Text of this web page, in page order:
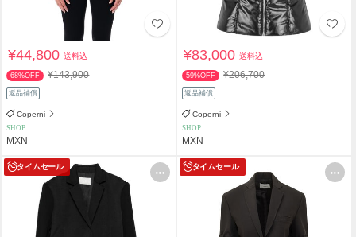
¥44,800送料込
68%OFF ¥143,900
返品補償
Coperni
SHOP
MXN
¥83,000送料込
59%OFF ¥206,700
返品補償
Coperni
SHOP
MXN
タイムセール タイムセール